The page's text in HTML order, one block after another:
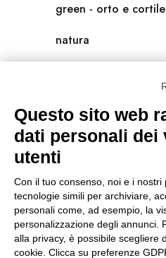
green - orto e cortile
natura
scienza
universolocale
viedellaseta
Questo sito web
dati personali dei
utenti
Con il tuo consenso, noi e i
tecnologie simili per archiviare,
personali come, ad esempio, la
personalizzazione degli annunci.
alla privacy, è possibile scegliere
cookie. Clicca su preferenze